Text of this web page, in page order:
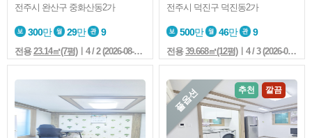
전주시 완산구 중화산동2가
300만 29만 9
전용23.14㎡(7평)ㅣ4 / 2 (2026-08-02 09:11:7)
전주시 덕진구 덕진동2가
500만 46만 9
전용39.668㎡(12평)ㅣ4 / 3 (2026-08-02 06:55:7)
풀옵션 추천 깔끔